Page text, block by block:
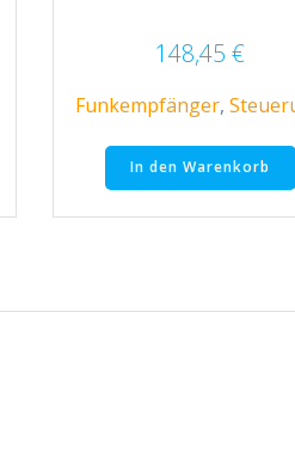
148,45€
Funkempfänger,
In den Warenkorb